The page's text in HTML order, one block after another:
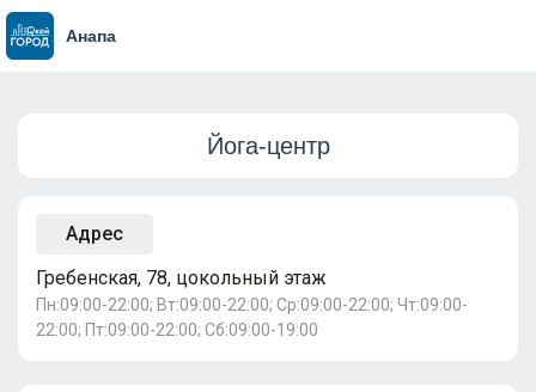
Анапа
Йога-центр
Адрес
Гребенская, 78, цокольный этаж
Пн:09:00-22:00; Вт:09:00-22:00; Ср:09:00-22:00; Чт:09:00-
22:00; Пт:09:00-22:00; Сб:09:00-19:00